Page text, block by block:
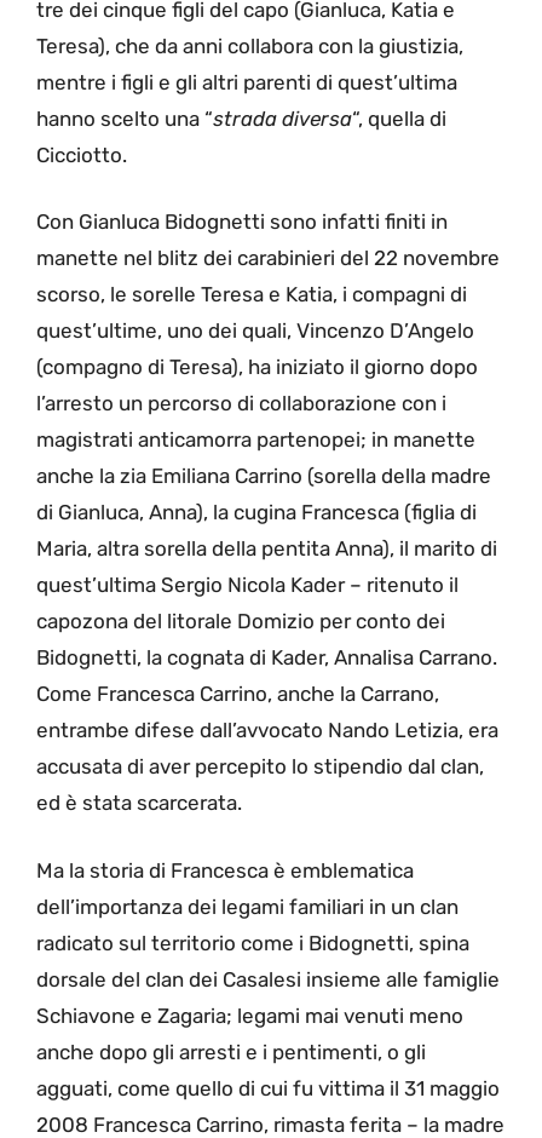
tre dei cinque figli del capo (Gianluca, Katia e
Teresa), che da anni collabora con la giustizia,
mentre i figli e gli altri parenti di quest’ultima
hanno scelto una “strada diversa“, quella di
Cicciotto.
Con Gianluca Bidognetti sono infatti finiti in
manette nel blitz dei carabinieri del 22 novembre
scorso, le sorelle Teresa e Katia, i compagni di
quest’ultime, uno dei quali, Vincenzo D’Angelo
(compagno di Teresa), ha iniziato il giorno dopo
l’arresto un percorso di collaborazione con i
magistrati anticamorra partenopei; in manette
anche la zia Emiliana Carrino (sorella della madre
di Gianluca, Anna), la cugina Francesca (figlia di
Maria, altra sorella della pentita Anna), il marito di
quest’ultima Sergio Nicola Kader – ritenuto il
capozona del litorale Domizio per conto dei
Bidognetti, la cognata di Kader, Annalisa Carrano.
Come Francesca Carrino, anche la Carrano,
entrambe difese dall’avvocato Nando Letizia, era
accusata di aver percepito lo stipendio dal clan,
ed è stata scarcerata.
Ma la storia di Francesca è emblematica
dell’importanza dei legami familiari in un clan
radicato sul territorio come i Bidognetti, spina
dorsale del clan dei Casalesi insieme alle famiglie
Schiavone e Zagaria; legami mai venuti meno
anche dopo gli arresti e i pentimenti, o gli
agguati, come quello di cui fu vittima il 31 maggio
2008 Francesca Carrino, rimasta ferita – la madre